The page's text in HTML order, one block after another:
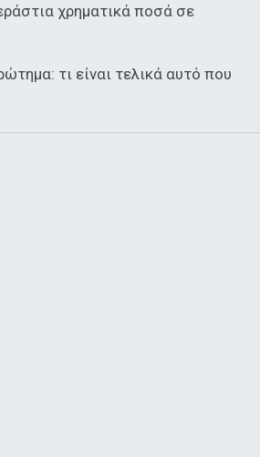
χρηματικά ποσά σε
τι είναι τελικά αυτό που